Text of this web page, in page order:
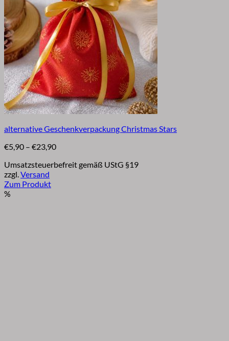
alternative Geschenkverpackung Christmas Stars
€5,90 – €23,90Preisspanne:
bis
Umsatzsteuerbefreit gemäß UStG §19
zzgl.Versand
Zum Produkt
Dieses
%